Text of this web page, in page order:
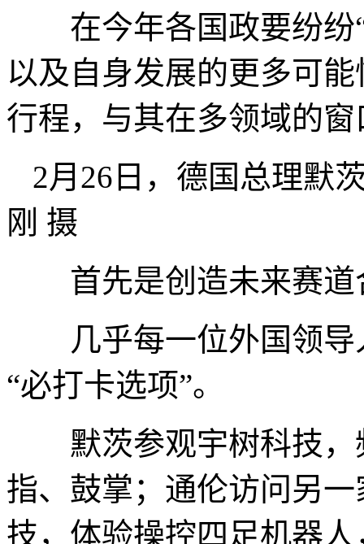
在今年各国政要纷纷“
以及自身发展的更多可
行程，与其在多领域的
2月26日，德国总理默
刚 摄
首先是创造未来赛道
几乎每一位外国领导
“必打卡选项”。
默茨参观宇树科技，
指、鼓掌；通伦访问另
技，体验操控四足机器